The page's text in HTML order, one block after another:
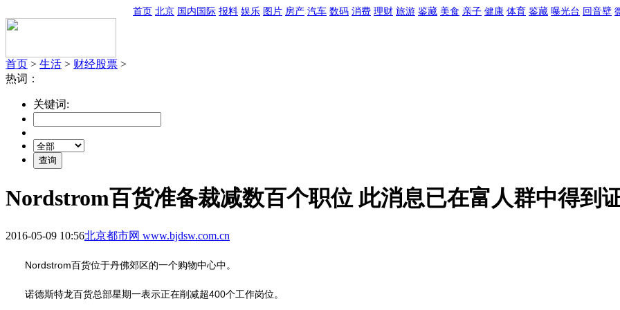
首页 北京 国内国际 报料 娱乐 图片 房产 汽车 数码 消费 理财 旅游 鉴藏 美食 亲子 健康 体育 鉴藏 曝光台 回音壁
首页 > 生活 > 财经股票 >
热词：
关键词:
Nordstrom百货准备裁减数百个职位 此消息已在富人群中得到
2016-05-09 10:56北京都市网 www.bjdsw.com.cn
Nordstrom百货位于丹佛郊区的一个购物中心中。
诺德斯特龙百货总部星期一表示正在削减超400个工作岗位。